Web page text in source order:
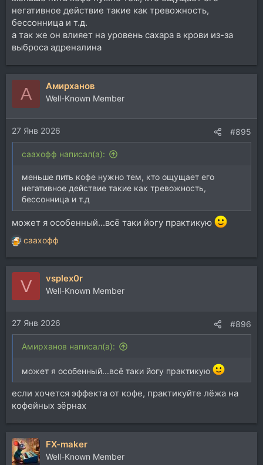
негативное действие такие как тревожность,
бессонница и т.д.
а так же он влияет на уровень сахара в крови из-за
выброса адреналина
A Aмирханов
Well-Known Member
27 Янв 2026 #895
саахофф написал(а):
меньше пить кофе нужно тем, кто ощущает его
негативное действие такие как тревожность,
бессонница и т.д
может я особенный...всё таки йогу практикую
Р
е
а
и
и
:
саахофф
V vsplex0r
Well-Known Member
27 Янв 2026 #896
Aмирханов написал(а):
может я особенный...всё таки йогу практикую
если хочется эффекта от кофе, практикуйте лёжа на
кофейных зёрнах
FX-maker
Well-Known Member